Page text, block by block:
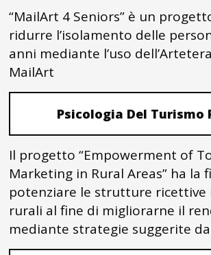
“MailArt 4 Seniors” è un
ridurre l’isolamento delle
anni mediante l’uso
MailArt
Psicologia Del Turismo
Il progetto “Empowerment of
Marketing in Rural Areas” ha la
potenziare le strutture ricettive
rurali al fine di migliorarne il
mediante strategie suggerite